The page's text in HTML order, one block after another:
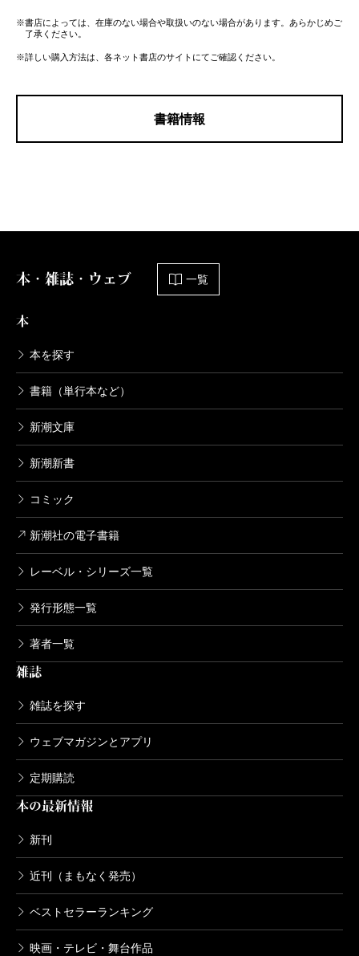
※書店によっては、在庫のない場合や取扱いのない場合があります。あらかじめご
了承ください。
※詳しい購入方法は、各ネット書店のサイトにてご確認ください。
書籍情報
本・雑誌・ウェブ 一覧
本
本を探す
書籍（単行本など）
新潮文庫
新潮新書
コミック
新潮社の電子書籍
レーベル・シリーズ一覧
発行形態一覧
著者一覧
雑誌
雑誌を探す
ウェブマガジンとアプリ
定期購読
本の最新情報
新刊
近刊（まもなく発売）
ベストセラーランキング
映画・テレビ・舞台作品